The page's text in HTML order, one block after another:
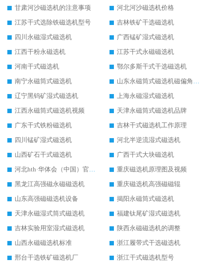
甘肃河沙磁选机的注意事项
河北河沙磁选机价格
江苏干式选除铁磁选机型号
吉林铁矿干选磁选机
四川永磁湿式磁选机
广西锰矿湿式磁选机
江西干粉永磁选机
江苏干式永磁磁选机
河南干式磁选机
鄂尔多斯干式干选磁选机
南宁永磁筒式磁选机
山东永磁筒式磁选机磁偏角怎么调整
辽宁黑钨矿湿式磁选机
上海永磁湿式磁选机
江西永磁筒式磁选机视频
天津永磁筒式磁选机品牌
广东干式铁粉磁选机
吉林干式磁选机工作原理
四川锰矿湿式磁选机
河北半逆流湿式磁选机
山西矿石干式磁选机
广西干式大块磁选机
河北hth·华体会（中国）官方网站-hth.com 工作视频
重庆磁选机原理图及视频
黑龙江高强磁永磁磁选机
重庆磁选机高强磁磁辊
山东高强磁磁选机设备
揭阳永磁筒式磁选机
天津永磁湿式筒式磁选机
福建钛尾矿湿式磁选机
吉林实验用室湿式磁选机
陕西永磁磁选机的调整
山西永磁磁选机标准
浙江履带式干选磁选机
邢台干选铁矿磁选机厂
浙江干式磁选机型号